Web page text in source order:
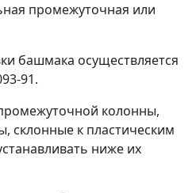
промежуточная или
башмака осуществляется
91.
колонны,
склонные к пластическим
ниже их